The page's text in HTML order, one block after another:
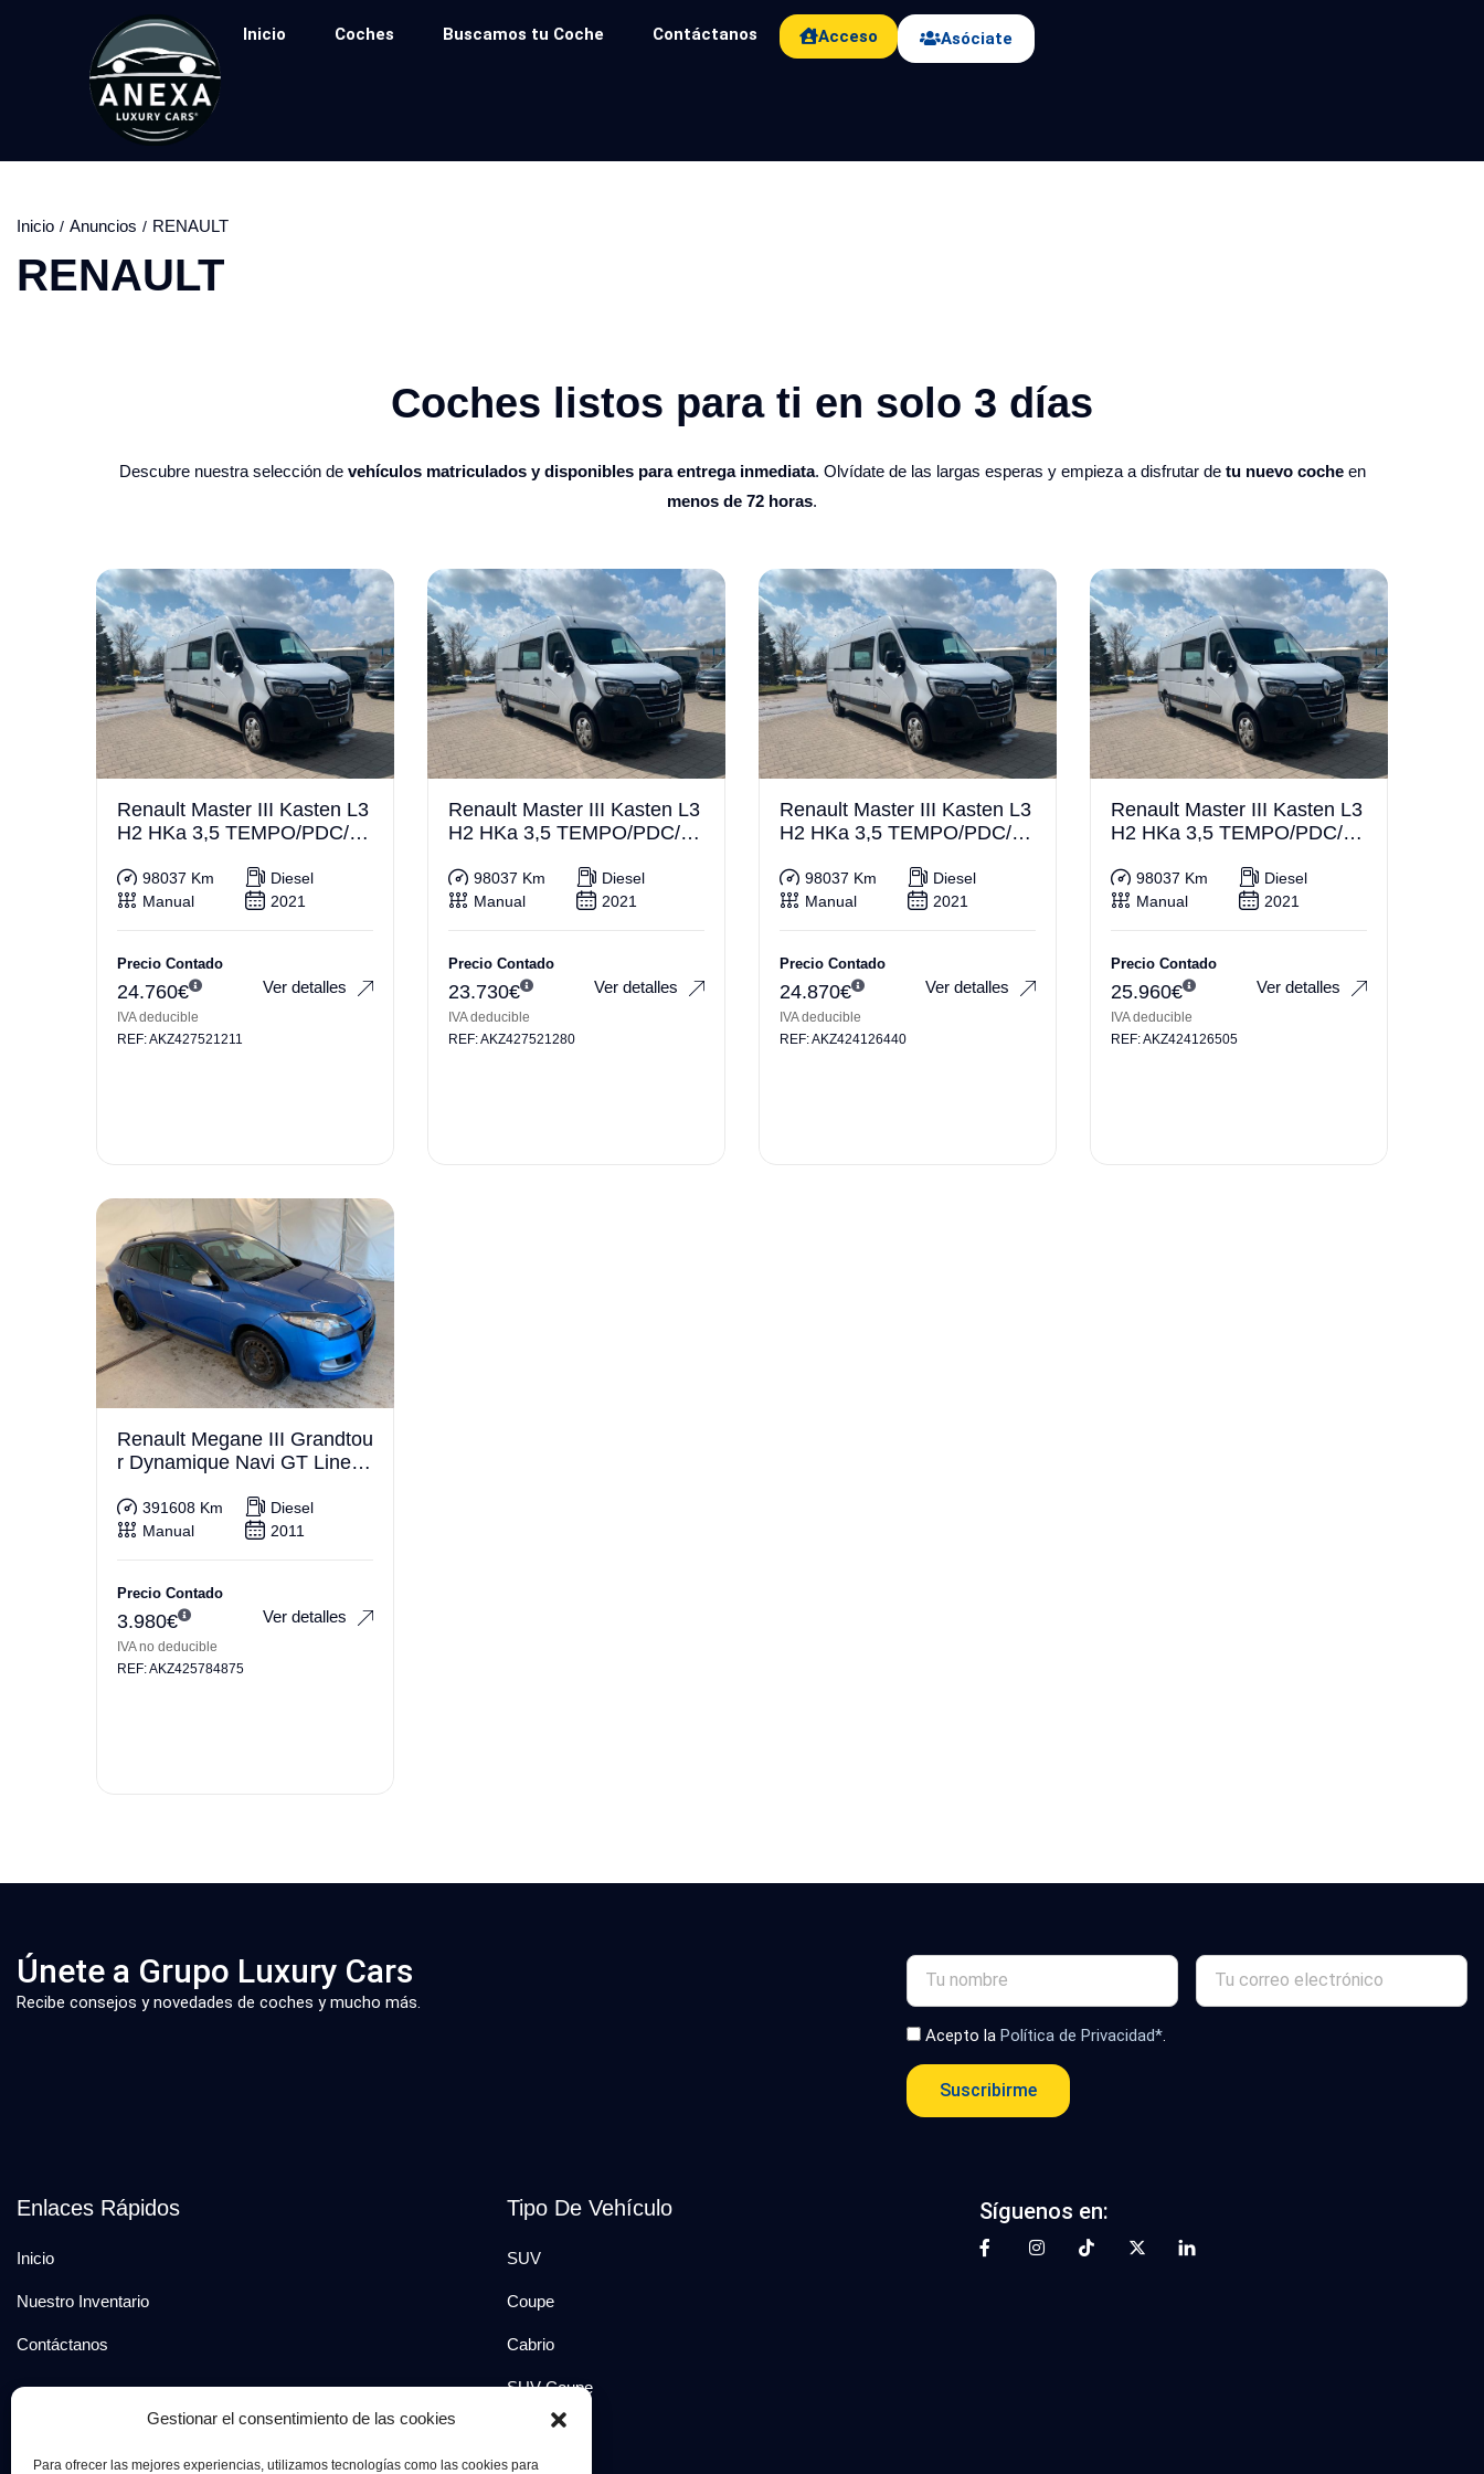
Gestionar el consentimiento de las cookies
Para ofrecer las mejores experiencias, utilizamos tecnologías como las cookies para
Inicio Coches Buscamos tu Coche Contáctanos Acceso Asóciate
Inicio Anuncios RENAULT
RENAULT
Coches listos para ti en solo 3 días​
Descubre nuestra selección de vehículos matriculados y disponibles para entrega inmediata. Olvídate de las largas esperas y empieza a disfrutar de tu nuevo cocheen
menos de 72 horas.
Renault Master III Kasten L3
H2 HKa 3,5 TEMPO/PDC/A
98037 Km
Diesel
Manual
2021
Precio Contado
24.760€
IVA deducible
Ver detalles
REF: AKZ427521211
Renault Master III Kasten L3
H2 HKa 3,5 TEMPO/PDC/A
98037 Km
Diesel
Manual
2021
Precio Contado
23.730€
IVA deducible
Ver detalles
REF: AKZ427521280
Renault Master III Kasten L3
H2 HKa 3,5 TEMPO/PDC/A
98037 Km
Diesel
Manual
2021
Precio Contado
24.870€
IVA deducible
Ver detalles
REF: AKZ424126440
Renault Master III Kasten L3
H2 HKa 3,5 TEMPO/PDC/A
98037 Km
Diesel
Manual
2021
Precio Contado
25.960€
IVA deducible
Ver detalles
REF: AKZ424126505
Renault Megane III Grandtou
r Dynamique Navi GT Line S
391608 Km
Diesel
Manual
2011
Precio Contado
3.980€
IVA no deducible
Ver detalles
REF: AKZ425784875
Únete a Grupo Luxury Cars
Recibe consejos y novedades de coches y mucho más.
Acepto laPolítica de Privacidad*
Suscribirme
Enlaces Rápidos
Inicio
Nuestro Inventario
Contáctanos
Tipo De Vehículo
SUV
Coupe
Cabrio
SUV-Coupe
Berlina
Síguenos en: